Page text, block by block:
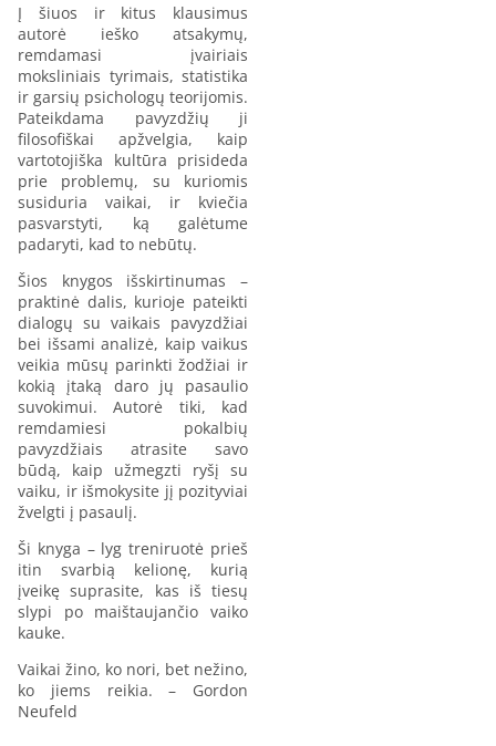
Į šiuos ir kitus klausimus
autorė ieško atsakymų,
remdamasi įvairiais
moksliniais tyrimais, statistika
ir garsių psichologų teorijomis.
Pateikdama pavyzdžių ji
filosofiškai apžvelgia, kaip
vartotojiška kultūra prisideda
prie problemų, su kuriomis
susiduria vaikai, ir kviečia
pasvarstyti, ką galėtume
padaryti, kad to nebūtų.
Šios knygos išskirtinumas –
praktinė dalis, kurioje pateikti
dialogų su vaikais pavyzdžiai
bei išsami analizė, kaip vaikus
veikia mūsų parinkti žodžiai ir
kokią įtaką daro jų pasaulio
suvokimui. Autorė tiki, kad
remdamiesi pokalbių
pavyzdžiais atrasite savo
būdą, kaip užmegzti ryšį su
vaiku, ir išmokysite jį pozityviai
žvelgti į pasaulį.
Ši knyga – lyg treniruotė prieš
itin svarbią kelionę, kurią
įveikę suprasite, kas iš tiesų
slypi po maištaujančio vaiko
kauke.
Vaikai žino, ko nori, bet nežino,
ko jiems reikia. – Gordon
Neufeld